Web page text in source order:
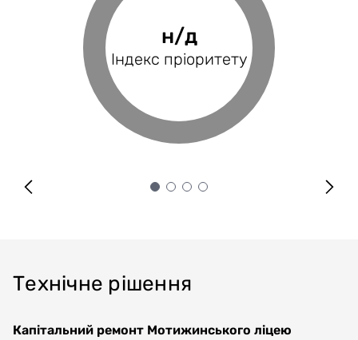
н/д
Індекс пріоритету
47.83%
Фінансове
покриття
н/д
Індекс BRP
н/д
Оцінка проєкту
Технічне рішення
Капітальний ремонт Мотижинського ліцею